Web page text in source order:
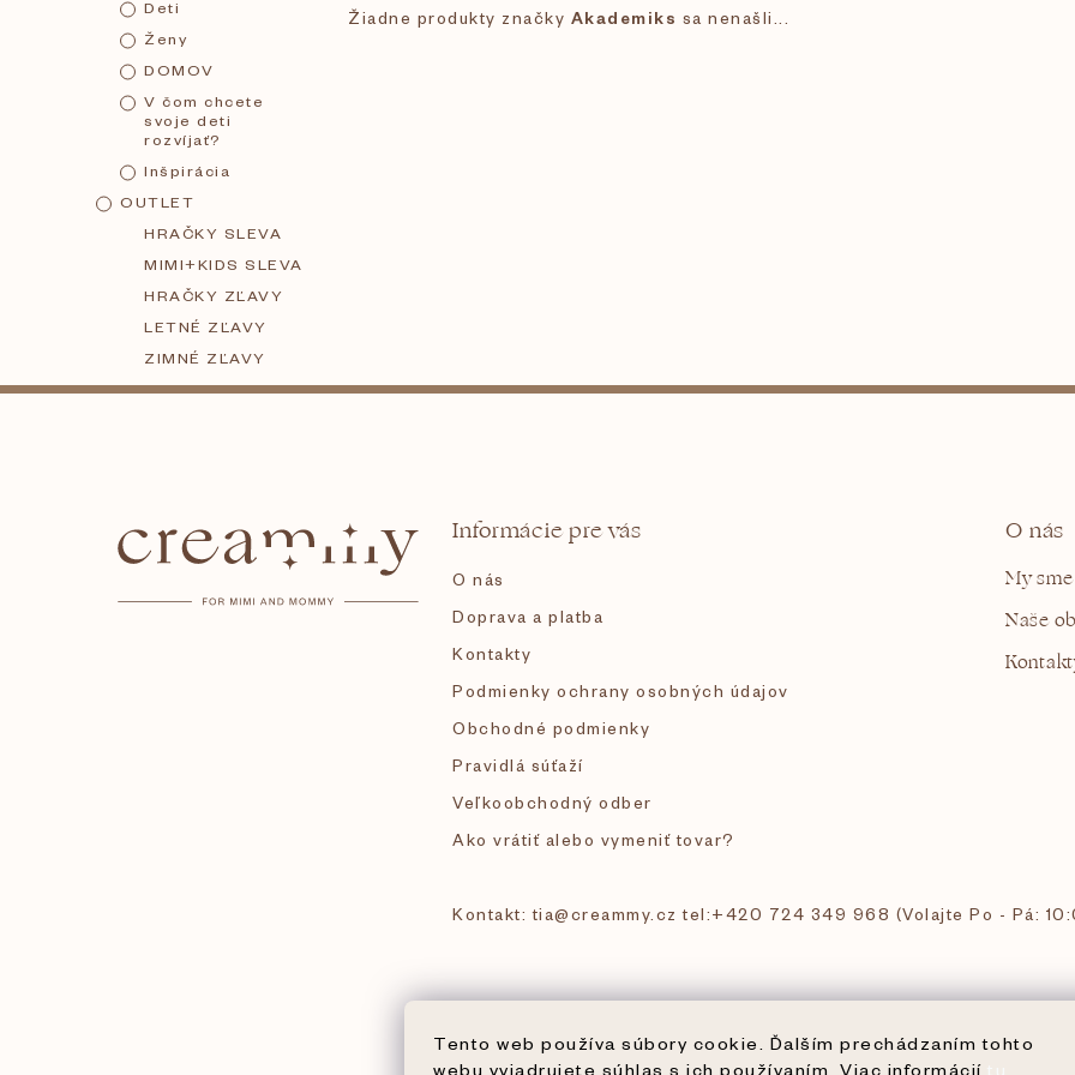
Tento web používa súbory cookie. Ďalším prechádzaním tohto
webu vyjadrujete súhlas s ich používaním. Viac informácií
n
Deti
Ženy
DOMOV
V čom chcete
svoje deti
rozvíjať?
Inšpirácia
OUTLET
HRAČKY SLEVA
MIMI+KIDS SLEVA
HRAČKY ZĽAVY
LETNÉ ZĽAVY
ZIMNÉ ZĽAVY
Žiadne produkty značky Akademiks sa nenašli...
Informácie pre vás
O nás
Doprava a platba
Kontakty
Podmienky ochrany osobných údajov
Obchodné podmienky
Pravidlá súťaží
Veľkoobchodný odber
Ako vrátiť alebo vymeniť tovar?
O nás
My
Naše
Kontakt: tia@creammy.cz tel:+420 724 349 968 (Volajte Po - Pá: